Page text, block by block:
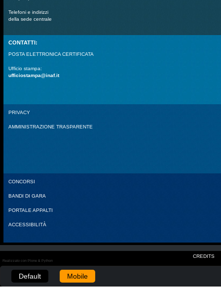
Telefoni e indirizzi
della sede centrale
CONTATTI:
POSTA ELETTRONICA CERTIFICATA
Ufficio stampa:
ufficiostampa@inaf.it
PRIVACY
AMMINISTRAZIONE TRASPARENTE
CONCORSI
BANDI DI GARA
PORTALE APPALTI
ACCESSIBILITÀ
CREDITS
Realizzato con Plone & Python
Default Mobile